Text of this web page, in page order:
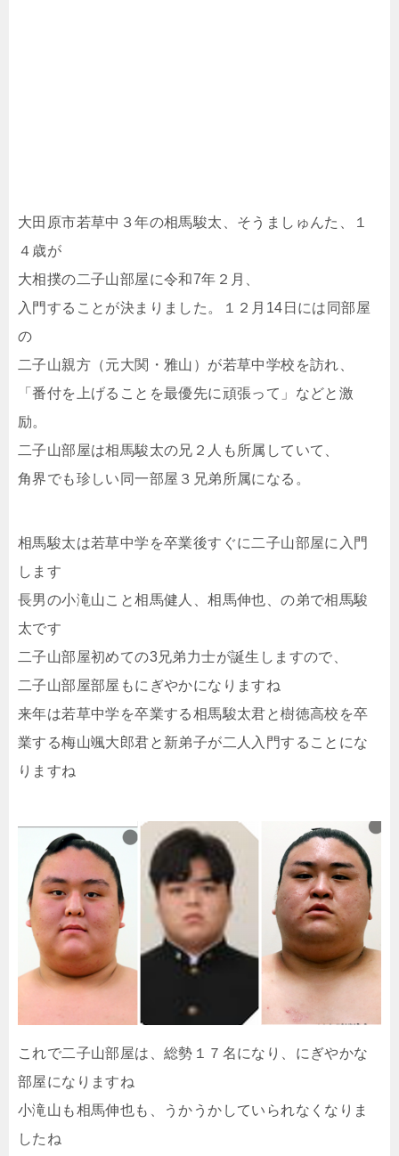
大田原市若草中３年の相馬駿太、そうましゅんた、１
４歳が
大相撲の二子山部屋に令和7年２月、
入門することが決まりました。１２月14日には同部屋
の
二子山親方（元大関・雅山）が若草中学校を訪れ、
「番付を上げることを最優先に頑張って」などと激
励。
二子山部屋は相馬駿太の兄２人も所属していて、
角界でも珍しい同一部屋３兄弟所属になる。
相馬駿太は若草中学を卒業後すぐに二子山部屋に入門
します
長男の小滝山こと相馬健人、相馬伸也、の弟で相馬駿
太です
二子山部屋初めての3兄弟力士が誕生しますので、
二子山部屋部屋もにぎやかになりますね
来年は若草中学を卒業する相馬駿太君と樹徳高校を卒
業する梅山颯大郎君と新弟子が二人入門することにな
りますね
これで二子山部屋は、総勢１７名になり、にぎやかな
部屋になりますね
小滝山も相馬伸也も、うかうかしていられなくなりま
したね